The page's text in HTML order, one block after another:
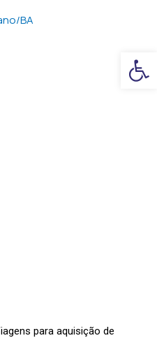
para aquisição de